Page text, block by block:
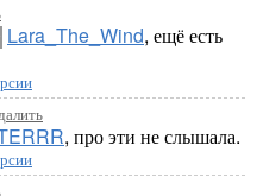
Lara_The_Wind, ещё есть
, про эти не слышала.